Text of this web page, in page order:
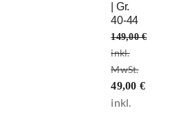
| Gr.
40-44
149,00€
Ursprünglicher
Preis
49,00 €